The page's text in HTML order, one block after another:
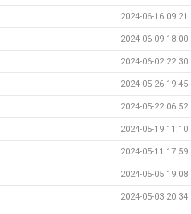
2024-06-16 09:21
2024-06-09 18:00
2024-06-02 22:30
2024-05-26 19:45
2024-05-22 06:52
2024-05-19 11:10
2024-05-11 17:59
2024-05-05 19:08
2024-05-03 20:34